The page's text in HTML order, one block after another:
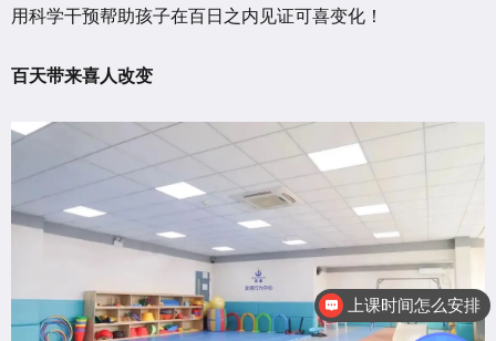
用科学干预帮助孩子在百日之内见证可喜变化！
百天带来喜人改变
上课时间怎么安排
训练是怎么收费的呢